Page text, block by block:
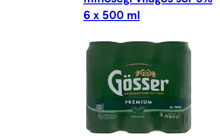
6 x 500 ml